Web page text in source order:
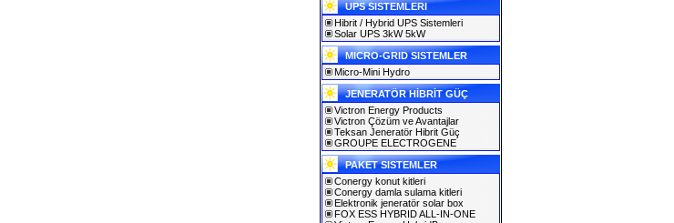
UPS SISTEMLERI
Hibrit / Hybrid UPS Sistemleri
Solar UPS 3kW 5kW
MICRO-GRID SISTEMLER
Micro-Mini Hydro
JENERATÖR HİBRİT GÜÇ
Victron Energy Products
Victron Çözüm ve Avantajlar
Teksan Jeneratör Hibrit Güç
GROUPE ELECTROGENE
PAKET SISTEMLER
Conergy konut kitleri
Conergy damla sulama kitleri
Elektronik jeneratör solar box
FOX ESS HYBRID ALL-IN-ONE